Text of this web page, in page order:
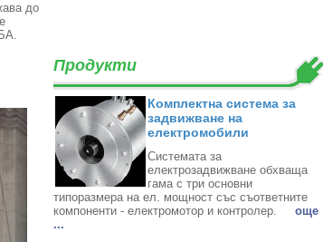
до
Продукти
Комплектна система за
задвижване на
електромобили
Системата за
електрозадвижване обхваща
гама с три основни
типоразмера на ел. мощност със съответните
компоненти - електромотор и контролер. ‎ oще
...